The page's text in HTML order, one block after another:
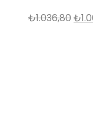
₺1.036,80₺